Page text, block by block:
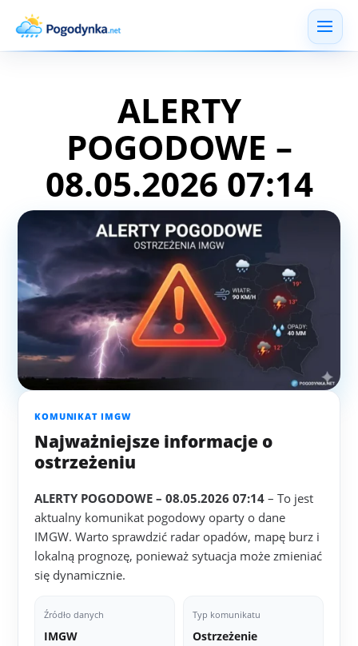
ALERTY
POGODOWE –
08.05.2026 07:14
KOMUNIKAT IMGW
Najważniejsze informacje o
ostrzeżeniu
ALERTY POGODOWE – 08.05.2026 07:14 – To jest
aktualny komunikat pogodowy oparty o dane
IMGW. Warto sprawdzić radar opadów, mapę burz i
lokalną prognozę, ponieważ sytuacja może zmieniać
się dynamicznie.
Źródło danych
IMGW
Typ komunikatu
Ostrzeżenie